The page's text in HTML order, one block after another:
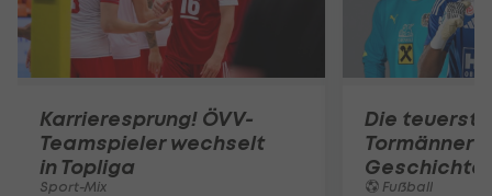
Karrieresprung! ÖVV-
Teamspieler wechselt
in Topliga
Sport-Mix
Die
Tormänner
Geschichte
Fußball